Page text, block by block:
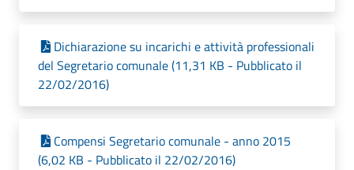
Dichiarazione su incarichi e attività professionali
del Segretario comunale (11,31 KB - Pubblicato il
22/02/2016)
Compensi Segretario comunale - anno 2015
(6,02 KB - Pubblicato il 22/02/2016)